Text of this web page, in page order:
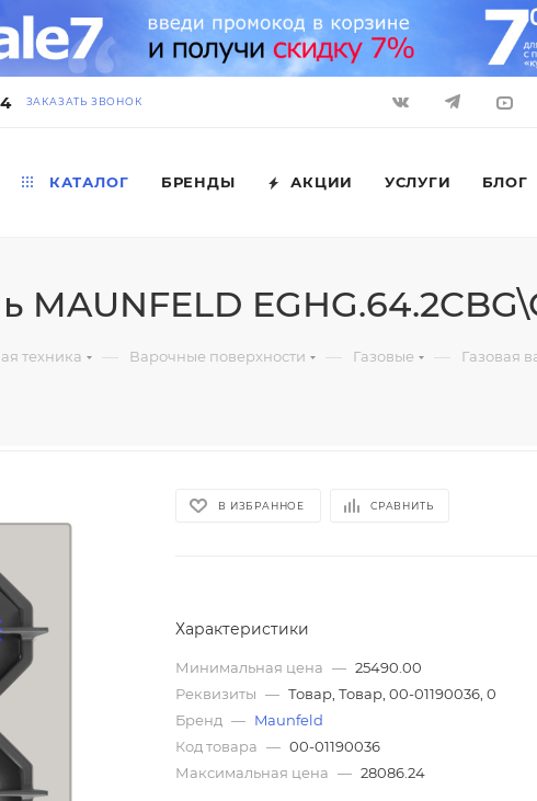
ЗАКАЗАТЬ ЗВОНОК
КАТАЛОГ БРЕНДЫ АКЦИИ УСЛУГИ БЛОГ
техника — Варочные поверхности — Газовые — Газовая
В ИЗБРАННОЕ СРАВНИТЬ
Характеристики
Минимальная цена — 25490.00
Реквизиты — Товар, Товар, 00-01190036, 0
Бренд — Maunfeld
Код товара — 00-01190036
Максимальная цена — 28086.24